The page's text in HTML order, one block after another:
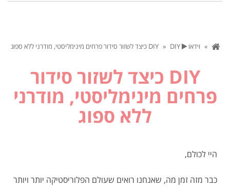
» וידאו DIY
» DIY כיצד לשזור סידור פרחים מינימליסטי, מודרני ללא ספוג
DIY כיצד לשזור סידור
פרחים מינימליסטי, מודרני
ללא ספוג
היי לכולם,
כבר מזה זמן מה, שאנחנו רואים שעולם הפלוריסטיקה יותר ויותר